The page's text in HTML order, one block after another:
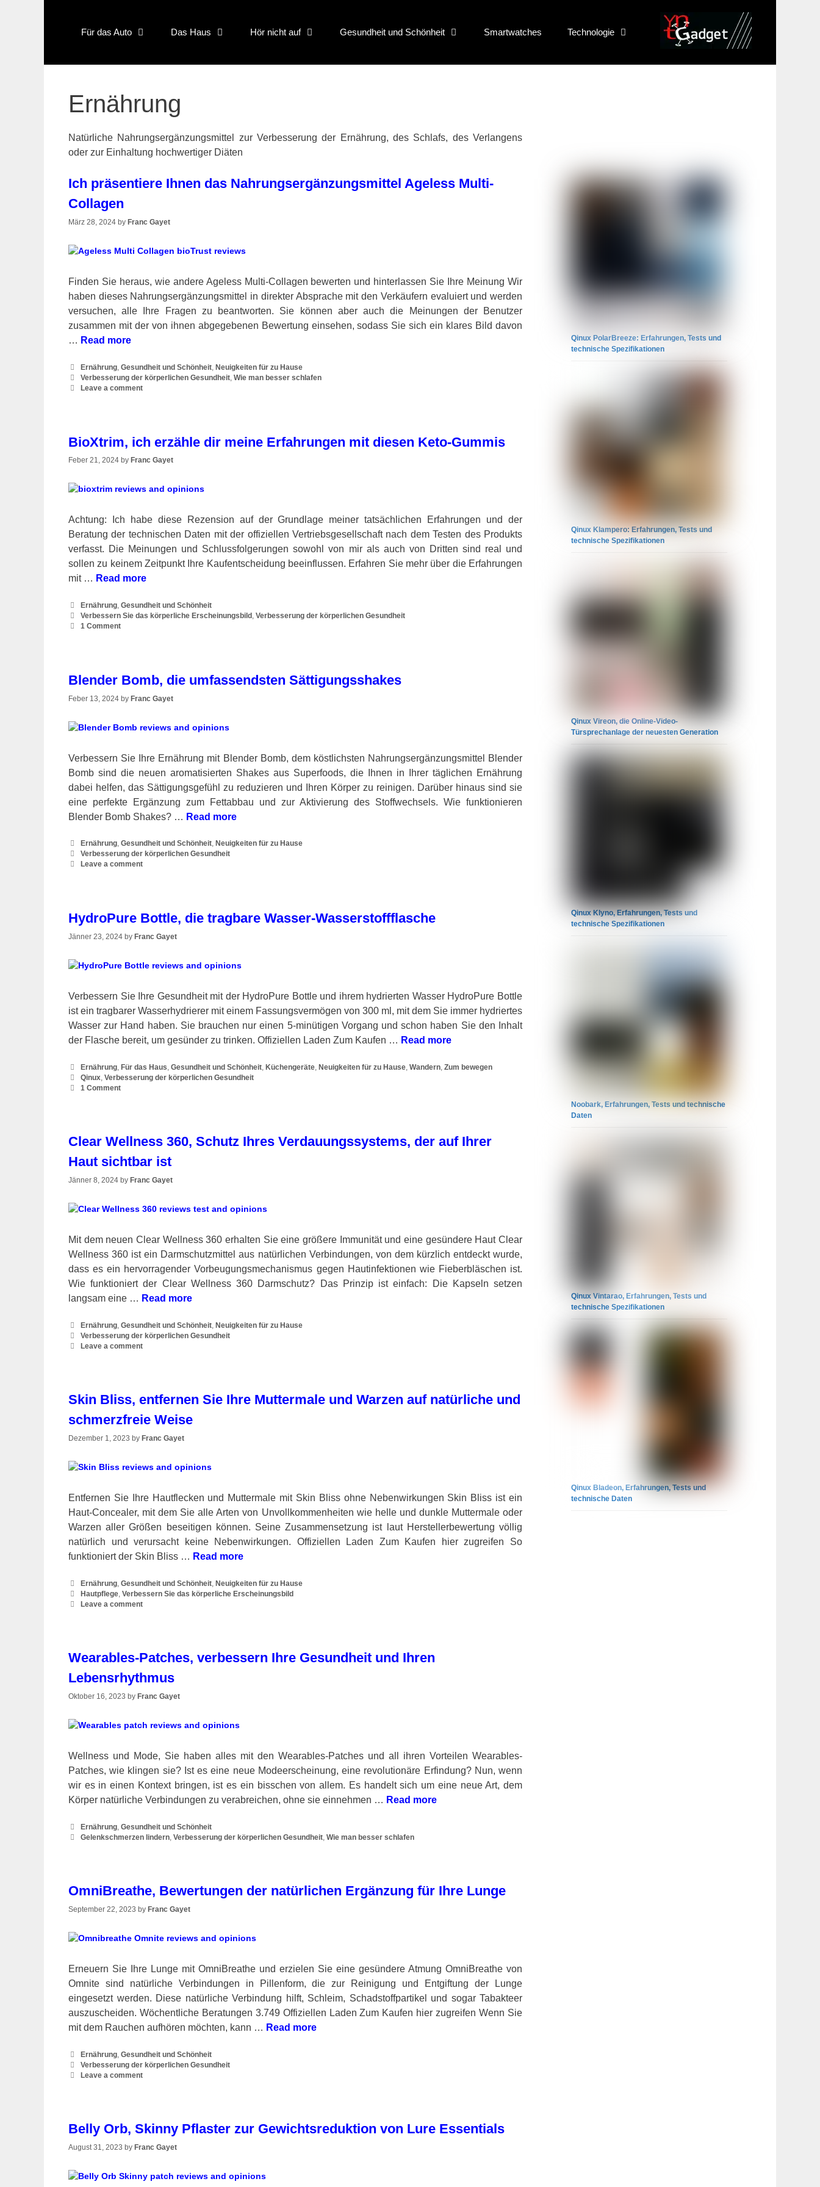
Für das Auto Das Haus Hör nicht auf Gesundheit und Schönheit Smartwatches Technologie
Ernährung
Natürliche Nahrungsergänzungsmittel zur Verbesserung der Ernährung, des Schlafs, des Verlangens
oder zur Einhaltung hochwertiger Diäten
Ich präsentiere Ihnen das Nahrungsergänzungsmittel Ageless Multi-
Collagen
März 28, 2024 by Franc Gayet
Finden Sie heraus, wie andere Ageless Multi-Collagen bewerten und hinterlassen Sie Ihre Meinung Wir
haben dieses Nahrungsergänzungsmittel in direkter Absprache mit den Verkäufern evaluiert und werden
versuchen, alle Ihre Fragen zu beantworten. Sie können aber auch die Meinungen der Benutzer
zusammen mit der von ihnen abgegebenen Bewertung einsehen, sodass Sie sich ein klares Bild davon
… Read more
Categories
Ernährung,Gesundheit und Schönheit, Neuigkeiten für zu Hause
Tags
Verbesserung der körperlichen Gesundheit,Wie man besser schlafen
Leave a comment
BioXtrim, ich erzähle dir meine Erfahrungen mit diesen Keto-Gummis
Feber 21, 2024 by Franc Gayet
Achtung: Ich habe diese Rezension auf der Grundlage meiner tatsächlichen Erfahrungen und der
Beratung der technischen Daten mit der offiziellen Vertriebsgesellschaft nach dem Testen des Produkts
verfasst. Die Meinungen und Schlussfolgerungen sowohl von mir als auch von Dritten sind real und
sollen zu keinem Zeitpunkt Ihre Kaufentscheidung beeinflussen. Erfahren Sie mehr über die Erfahrungen
mit … Read more
Categories
Ernährung,Gesundheit und Schönheit
Tags
Verbessern Sie das körperliche Erscheinungsbild ,Verbesserung der körperlichen Gesundheit
1 Comment
Blender Bomb, die umfassendsten Sättigungsshakes
Feber 13, 2024 by Franc Gayet
Verbessern Sie Ihre Ernährung mit Blender Bomb, dem köstlichsten Nahrungsergänzungsmittel Blender
Bomb sind die neuen aromatisierten Shakes aus Superfoods, die Ihnen in Ihrer täglichen Ernährung
dabei helfen, das Sättigungsgefühl zu reduzieren und Ihren Körper zu reinigen. Darüber hinaus sind sie
eine perfekte Ergänzung zum Fettabbau und zur Aktivierung des Stoffwechsels. Wie funktionieren
Blender Bomb Shakes? … Read more
Categories
Ernährung,Gesundheit und Schönheit, Neuigkeiten für zu Hause
Tags
Verbesserung der körperlichen Gesundheit
Leave a comment
HydroPure Bottle, die tragbare Wasser-Wasserstoffflasche
Jänner 23, 2024 by Franc Gayet
Verbessern Sie Ihre Gesundheit mit der HydroPure Bottle und ihrem hydrierten Wasser HydroPure Bottle
ist ein tragbarer Wasserhydrierer mit einem Fassungsvermögen von 300 ml, mit dem Sie immer hydriertes
Wasser zur Hand haben. Sie brauchen nur einen 5-minütigen Vorgang und schon haben Sie den Inhalt
der Flasche bereit, um gesünder zu trinken. Offiziellen Laden Zum Kaufen … Read more
Categories
Ernährung ,Für das Haus ,Gesundheit und Schönheit ,Küchengeräte ,Neuigkeiten für zu Hause ,Wandern ,Zum bewegen
Tags
Qinux ,Verbesserung der körperlichen Gesundheit
1 Comment
Clear Wellness 360, Schutz Ihres Verdauungssystems, der auf Ihrer
Haut sichtbar ist
Jänner 8, 2024 by Franc Gayet
Mit dem neuen Clear Wellness 360 erhalten Sie eine größere Immunität und eine gesündere Haut Clear
Wellness 360 ist ein Darmschutzmittel aus natürlichen Verbindungen, von dem kürzlich entdeckt wurde,
dass es ein hervorragender Vorbeugungsmechanismus gegen Hautinfektionen wie Fieberbläschen ist.
Wie funktioniert der Clear Wellness 360 Darmschutz? Das Prinzip ist einfach: Die Kapseln setzen
langsam eine … Read more
Categories
Ernährung ,Gesundheit und Schönheit ,Neuigkeiten für zu Hause
Tags
Verbesserung der körperlichen Gesundheit
Leave a comment
Skin Bliss, entfernen Sie Ihre Muttermale und Warzen auf natürliche und
schmerzfreie Weise
Dezember 1, 2023 by Franc Gayet
Entfernen Sie Ihre Hautflecken und Muttermale mit Skin Bliss ohne Nebenwirkungen Skin Bliss ist ein
Haut-Concealer, mit dem Sie alle Arten von Unvollkommenheiten wie helle und dunkle Muttermale oder
Warzen aller Größen beseitigen können. Seine Zusammensetzung ist laut Herstellerbewertung völlig
natürlich und verursacht keine Nebenwirkungen. Offiziellen Laden Zum Kaufen hier zugreifen So
funktioniert der Skin Bliss … Read more
Categories
Ernährung ,Gesundheit und Schönheit ,Neuigkeiten für zu Hause
Tags
Hautpflege ,Verbessern Sie das körperliche Erscheinungsbild
Leave a comment
Wearables-Patches, verbessern Ihre Gesundheit und Ihren
Lebensrhythmus
Oktober 16, 2023 by Franc Gayet
Wellness und Mode, Sie haben alles mit den Wearables-Patches und all ihren Vorteilen Wearables-
Patches, wie klingen sie? Ist es eine neue Modeerscheinung, eine revolutionäre Erfindung? Nun, wenn
wir es in einen Kontext bringen, ist es ein bisschen von allem. Es handelt sich um eine neue Art, dem
Körper natürliche Verbindungen zu verabreichen, ohne sie einnehmen … Read more
Categories
Ernährung,Gesundheit und Schönheit
Tags
Gelenkschmerzen lindern,Verbesserung der körperlichen Gesundheit,Wie man besser schlafen
OmniBreathe, Bewertungen der natürlichen Ergänzung für Ihre Lunge
September 22, 2023 by Franc Gayet
Erneuern Sie Ihre Lunge mit OmniBreathe und erzielen Sie eine gesündere Atmung OmniBreathe von
Omnite sind natürliche Verbindungen in Pillenform, die zur Reinigung und Entgiftung der Lunge
eingesetzt werden. Diese natürliche Verbindung hilft, Schleim, Schadstoffpartikel und sogar Tabakteer
auszuscheiden. Wöchentliche Beratungen 3.749 Offiziellen Laden Zum Kaufen hier zugreifen Wenn Sie
mit dem Rauchen aufhören möchten, kann … Read more
Categories
Ernährung,Gesundheit und Schönheit
Tags
Verbesserung der körperlichen Gesundheit
Leave a comment
Belly Orb, Skinny Pflaster zur Gewichtsreduktion von Lure Essentials
August 31, 2023 by Franc Gayet
Qinux PolarBreeze: Erfahrungen, Tests und
technische Spezifikationen
Qinux Klampero: Erfahrungen, Tests und
technische Spezifikationen
Qinux Vireon, die Online-Video-
Türsprechanlage der neuesten Generation
Qinux Klyno, Erfahrungen, Tests und
technische Spezifikationen
Noobark, Erfahrungen, Tests und technische
Daten
Qinux Vintarao, Erfahrungen, Tests und
technische Spezifikationen
Qinux Bladeon, Erfahrungen, Tests und
technische Daten